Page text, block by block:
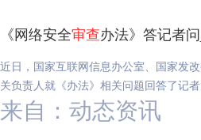
《网络安全审查办法》答记者
近日，国家互联网信息办公室、国家发
关负责人就《办法》相关问题回答了记
来自：动态资讯